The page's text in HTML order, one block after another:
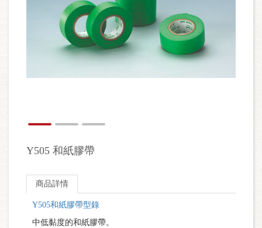
Y505 和紙膠帶
商品詳情
Y505和紙膠帶型錄
中低黏度的和紙膠帶。